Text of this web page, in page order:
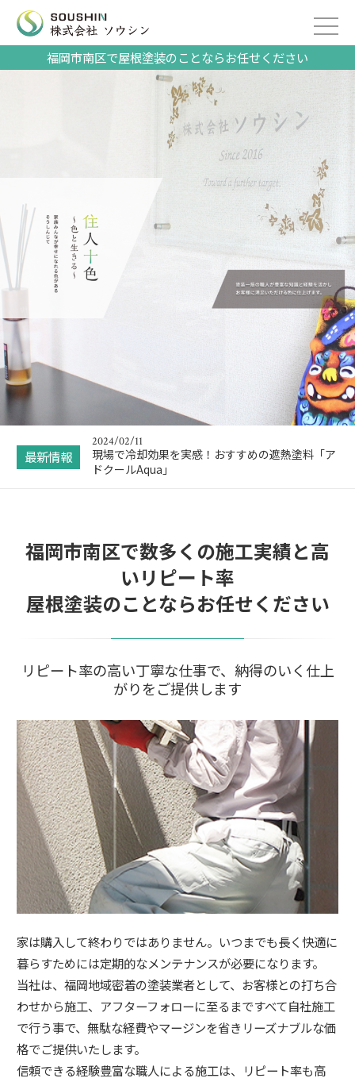
福岡市南区で屋根塗装のことならお任せください
最新情報
漆喰に新型コロナウィルス感染防止効果があるの
2024/04/24
ゴールデンウィーク期間の休業日のお知らせ
2024/02/11
現場で冷却効果を実感！おすすめの遮熱塗料「ア
ドクールAqua」
2023/12/02
年末年始休業のお知らせ
2023/03/07
漆喰に新型コロナウィルス感染防止効果があるの
をご存じですか？
福岡市南区で数多くの施工実績と高
いリピート率
屋根塗装のことならお任せください
リピート率の高い丁寧な仕事で、納得のいく仕上
がりをご提供します
家は購入して終わりではありません。いつまでも長く快適に
暮らすためには定期的なメンテナンスが必要になります。
当社は、福岡地域密着の塗装業者として、お客様との打ち合
わせから施工、アフターフォローに至るまですべて自社施工
で行う事で、無駄な経費やマージンを省きリーズナブルな価
格でご提供いたします。
信頼できる経験豊富な職人による施工は、リピート率も高